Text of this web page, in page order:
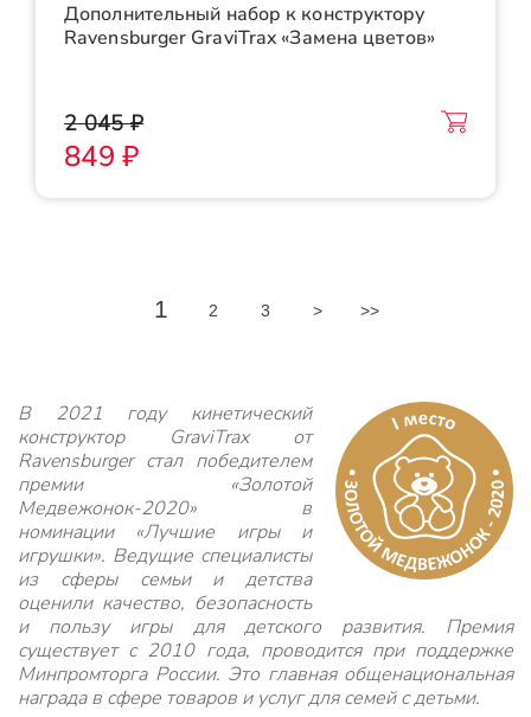
Дополнительный набор к конструктору
Ravensburger GraviTrax «Замена цветов»
2 045 ₽
849 ₽
1 2 3 > >>
В 2021 году кинетический
конструктор GraviTrax от
Ravensburger стал победителем
премии «Золотой
Медвежонок-2020» в
номинации «Лучшие игры и
игрушки». Ведущие специалисты
из сферы семьи и детства
оценили качество, безопасность
и пользу игры для детского развития. Премия
существует с 2010 года, проводится при поддержке
Минпромторга России. Это главная общенациональная
награда в сфере товаров и услуг для семей с детьми.